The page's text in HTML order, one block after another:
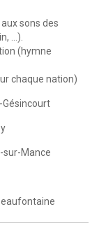
sons des
…).
(hymne
chaque nation)
Gésincourt
sur-Mance